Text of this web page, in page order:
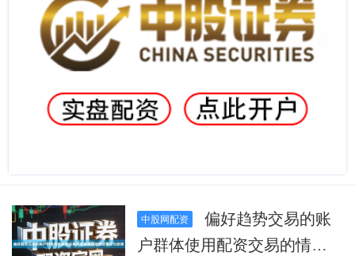
中股网配资
偏好趋势交易的账
户群体使用配资交易的情绪